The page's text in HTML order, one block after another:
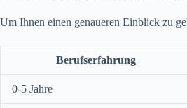
Um Ihnen einen genaueren Einblick zu
Berufserfahrung
0-5 Jahre